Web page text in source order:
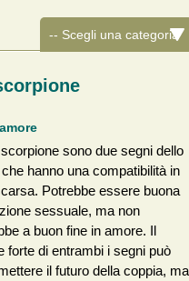
sono due segni dello
hanno una compatibilità in
Potrebbe essere buona
sessuale, ma non
a buon fine in amore. Il
forte di entrambi i segni può
il futuro della coppia, ma